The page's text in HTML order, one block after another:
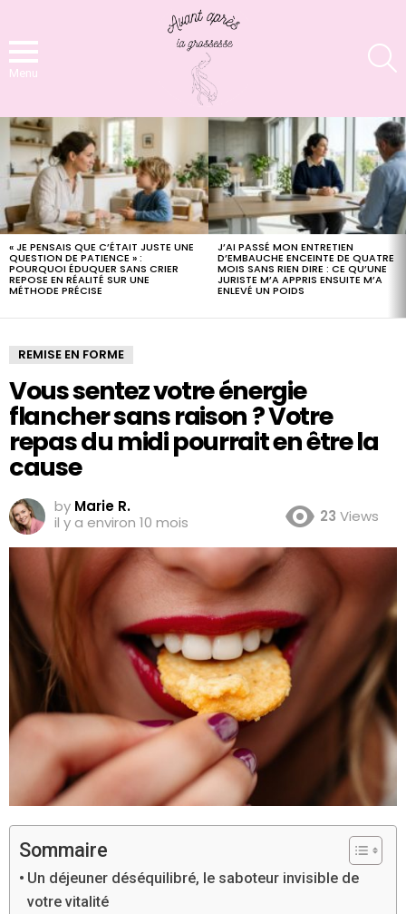
Menu
LATEST
STORIES
« JE PENSAIS QUE C’ÉTAIT JUSTE UNE
QUESTION DE PATIENCE » :
POURQUOI ÉDUQUER SANS CRIER
REPOSE EN RÉALITÉ SUR UNE
MÉTHODE PRÉCISE
J’AI PASSÉ MON ENTRETIEN
D’EMBAUCHE ENCEINTE DE QUATRE
MOIS SANS RIEN DIRE : CE QU’UNE
JURISTE M’A APPRIS ENSUITE M’A
ENLEVÉ UN POIDS
REMISE EN FORME
Vous sentez votre énergie
flancher sans raison ? Votre
repas du midi pourrait en être la
cause
by Marie R.
il y a environ 10 mois
23 Views
Sommaire
Un déjeuner déséquilibré, le saboteur invisible de
votre vitalité